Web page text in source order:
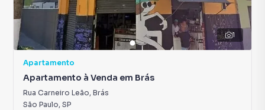
1
Apartamento
Apartamento à Venda em Brás
Rua Carneiro Leão, Brás
São Paulo, SP